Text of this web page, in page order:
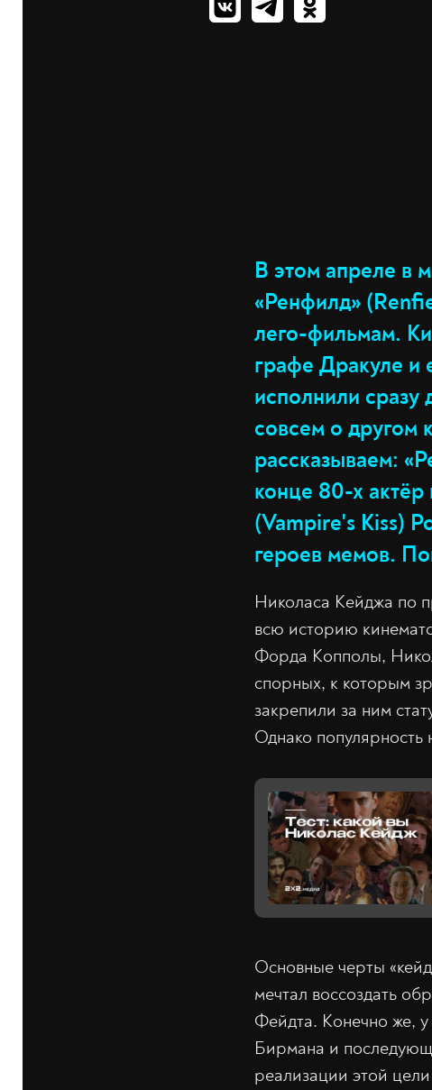
В этом апреле в
«Ренфилд»
лего-фильмам.
графе Дракуле и
исполнили сразу
совсем о другом
рассказываем:
конце 80-х актёр
(Vampire's Kiss)
героев мемов.
Николаса Кейджа по
всю историю
Форда Копполы,
спорных, к которым
закрепили за ним
Однако популярность
Основные черты
мечтал воссоздать
Фейдта. Конечно же,
Бирмана и
реализации этой